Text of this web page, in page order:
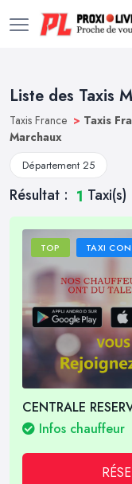
Liste des Taxis
Taxis France > Taxis
Marchaux
Département 25
Résultat : 1 Taxi(s)
TOP TAXI
CENTRALE
Infos chauffeur